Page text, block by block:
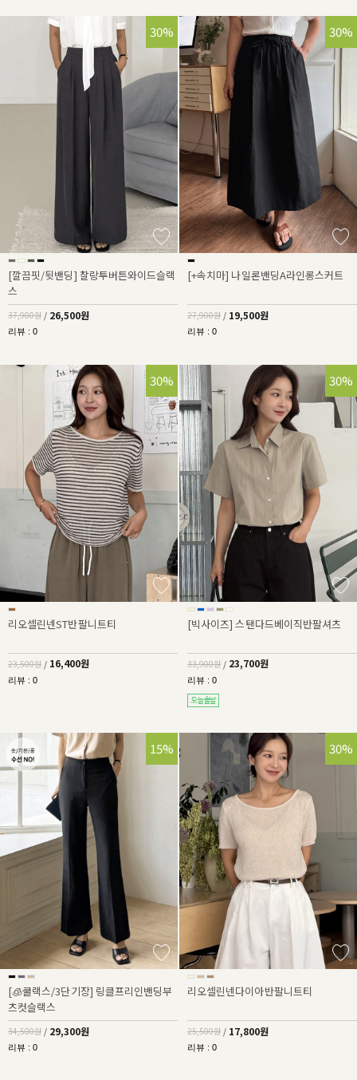
30%
[깔끔핏/뒷밴딩] 찰랑투버튼와이드슬랙
스
37,900원 / 26,500원
리뷰 : 0
30%
[+속치마] 나일론밴딩A라인롱스커트
27,900원 / 19,500원
리뷰 : 0
30%
리오셀린넨ST반팔니트티
23,500원 / 16,400원
리뷰 : 0
30%
[빅사이즈] 스탠다드베이직반팔셔츠
33,900원 / 23,700원
리뷰 : 0
15%
[🧊쿨랙스/3단기장] 링클프리인밴딩부
츠컷슬랙스
34,500원 / 29,300원
리뷰 : 0
30%
리오셀린넨다이아반팔니트티
25,500원 / 17,800원
리뷰 : 0